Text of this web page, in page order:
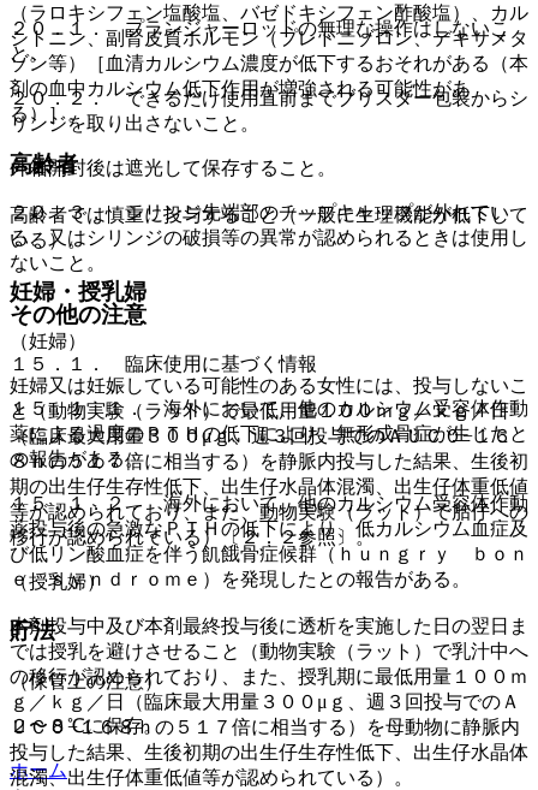
２０．１． プランジャーロッドの無理な操作はしないこ
と。
２０．２． できるだけ使用直前までブリスター包装からシ
リンジを取り出さないこと。
外箱開封後は遮光して保存すること。
２０．３． シリンジ先端部のチップキャップが外れてい
る、又はシリンジの破損等の異常が認められるときは使用し
ないこと。
その他の注意
１５．１． 臨床使用に基づく情報
１５．１．１． 海外において、他のカルシウム受容体作動
薬による過度のＰＴＨの低下により、無形成骨症が生じたと
の報告がある。
１５．１．２． 海外において、他のカルシウム受容体作動
薬投与後の急激なＰＴＨの低下により、低カルシウム血症及
び低リン酸血症を伴う飢餓骨症候群（ｈｕｎｇｒｙ ｂｏｎ
ｅ ｓｙｎｄｒｏｍｅ）を発現したとの報告がある。
貯法
（保管上の注意）
２〜８℃に保存。
ホーム
（ラロキシフェン塩酸塩、バゼドキシフェン酢酸塩）、カル
シトニン、副腎皮質ホルモン（プレドニゾロン、デキサメタ
ゾン等）［血清カルシウム濃度が低下するおそれがある（本
剤の血中カルシウム低下作用が増強される可能性があ
る）］。
高齢者
高齢者では慎重に投与すること（一般に生理機能が低下して
いる）。
妊婦・授乳婦
（妊婦）
妊婦又は妊娠している可能性のある女性には、投与しないこ
と（動物実験（ラット）で最低用量１００ｍｇ／ｋｇ／日
（臨床最大用量３００μｇ、週３回投与でのＡＵＣ０−１６
８ｈの５１７倍に相当する）を静脈内投与した結果、生後初
期の出生仔生存性低下、出生仔水晶体混濁、出生仔体重低値
等が認められており、また、動物実験（ラット）で胎仔への
移行が認められている）〔２．２参照〕。
（授乳婦）
本剤投与中及び本剤最終投与後に透析を実施した日の翌日ま
では授乳を避けさせること（動物実験（ラット）で乳汁中へ
の移行が認められており、また、授乳期に最低用量１００ｍ
ｇ／ｋｇ／日（臨床最大用量３００μｇ、週３回投与でのＡ
ＵＣ０−１６８ｈの５１７倍に相当する）を母動物に静脈内
投与した結果、生後初期の出生仔生存性低下、出生仔水晶体
混濁、出生仔体重低値等が認められている）。